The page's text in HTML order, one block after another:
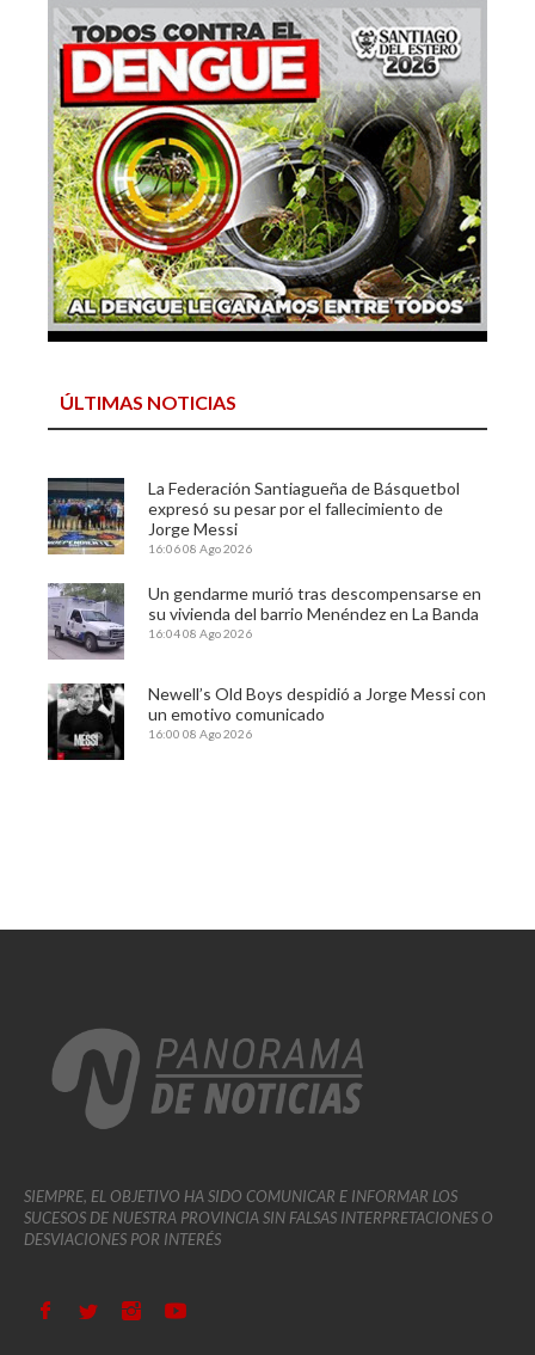
ÚLTIMAS NOTICIAS
La Federación Santiagueña de Básquetbol
expresó su pesar por el fallecimiento de
Jorge Messi
16:0608 Ago 2026
Un gendarme murió tras descompensarse en
su vivienda del barrio Menéndez en La Banda
16:0408 Ago 2026
Newell’s Old Boys despidió a Jorge Messi con
un emotivo comunicado
16:00 08 Ago 2026
SIEMPRE, EL OBJETIVO HA SIDO COMUNICAR E INFORMAR LOS
SUCESOS DE NUESTRA PROVINCIA SIN FALSAS INTERPRETACIONES O
DESVIACIONES POR INTERÉS